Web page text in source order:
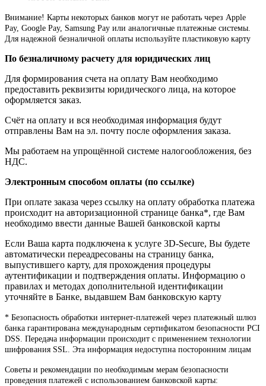
Внимание! Карты некоторых банков могут не работать через Apple
Pay, Google Pay, Samsung Pay или аналогичные платежные системы.
Для надежной безналичной оплаты используйте пластиковую карту
По безналичному расчету для юридических лиц
Для формирования счета на оплату Вам необходимо
предоставить реквизиты юридического лица, на которое
оформляется заказ.
Счёт на оплату и вся необходимая информация будут
отправлены Вам на эл. почту после оформления заказа.
Мы работаем на упрощённой системе налогообложения, без
НДС.
Электронным способом оплаты (по ссылке)
При оплате заказа через ссылку на оплату обработка платежа
происходит на авторизационной странице банка*, где Вам
необходимо ввести данные Вашей банковской карты
Если Ваша карта подключена к услуге 3D-Secure, Вы будете
автоматически переадресованы на страницу банка,
выпустившего карту, для прохождения процедуры
аутентификации и подтверждения оплаты. Информацию о
правилах и методах дополнительной идентификации
уточняйте в Банке, выдавшем Вам банковскую карту
* Безопасность обработки интернет-платежей через платежный шлюз
банка гарантирована международным сертификатом безопасности PCI
DSS. Передача информации происходит с применением технологии
шифрования SSL. Эта информация недоступна посторонним лицам
Советы и рекомендации по необходимым мерам безопасности
проведения платежей с использованием банковской карты: